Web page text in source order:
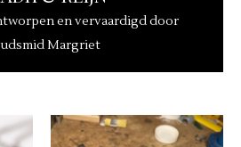
en vervaardigd door
Margriet